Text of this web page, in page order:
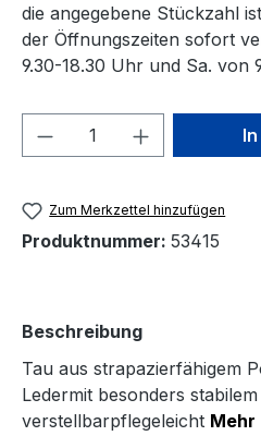
die angegebene Stückzahl
der Öffnungszeiten sofort
9.30-18.30 Uhr und Sa. von
Produkt Anzahl:
Zum Merkzettel hinzufügen
Produktnummer: 53415
Beschreibung
Tau aus strapazierfähigem
Ledermit besonders
verstellbarpflegeleicht Mehr